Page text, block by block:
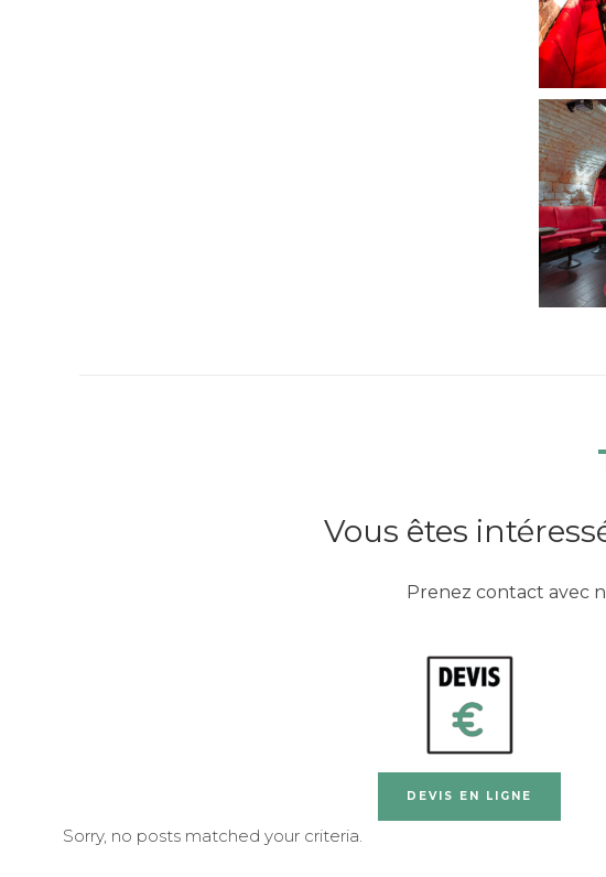
Vous êtes
Prenez contact avec
DEVIS EN LIGNE
Sorry, no posts matched your criteria.